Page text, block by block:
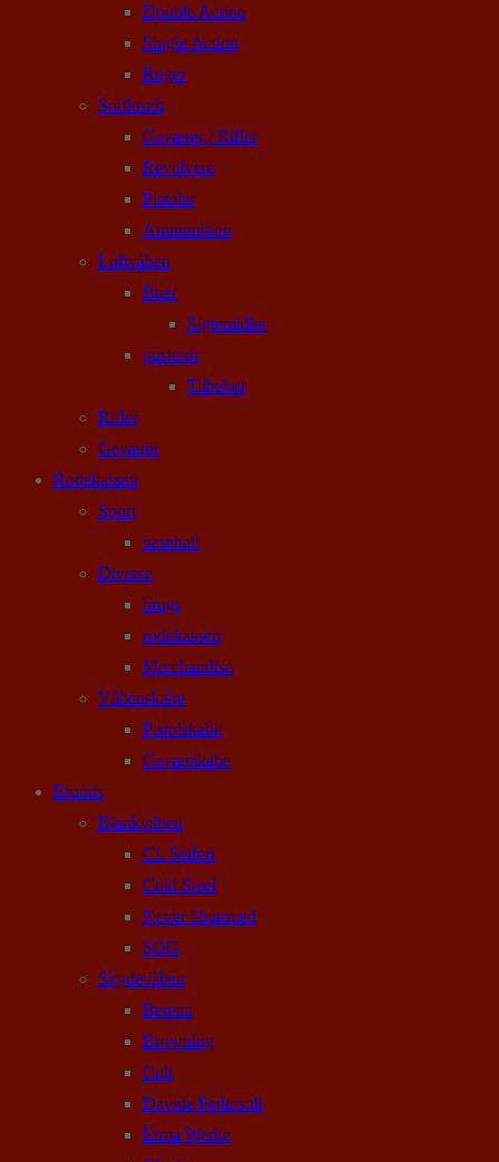
Double Action
Single Action
Ruger
Sortkrudt
Geværer / Rifler
Revolvere
Pistoler
Ammunition
Luftvåben
Buer
Sigtemidler
pusterør
Tilbehør
Rifler
Geværer
Rodekassen
Sport
baseball
Diverse
brugt
rodekassen
Merchandise
Våbenskabe
Pistolskabe
Geværskabe
Brands
Blankvåben
CL Seifert
Cold Steel
Never Unarmed
SOG
Skydevåben
Beretta
Browning
Colt
Davide Pedersoli
Erma Werke